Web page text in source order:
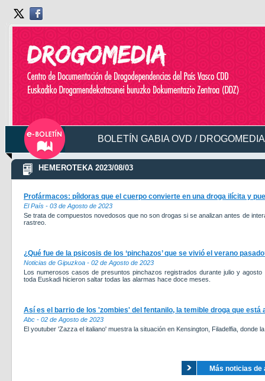
BOLETÍN GABIA OVD /
HEMEROTEKA 2023/08/03
Profármacos: píldoras que el cuerpo convierte en una droga ilícita y
El País - 03 de Agosto de 2023
Se trata de compuestos novedosos que no son drogas si se analizan antes de
rastreo.
¿Qué fue de la psicosis de los ‘pinchazos’ que se vivió el verano
Noticias de Gipuzkoa - 02 de Agosto de 2023
Los numerosos casos de presuntos pinchazos registrados durante julio y
toda Euskadi hicieron saltar todas las alarmas hace doce meses.
Así es el barrio de los 'zombies' del fentanilo, la temible droga que está
Abc - 02 de Agosto de 2023
El youtuber 'Zazza el italiano' muestra la situación en Kensington, Filadelfia, donde
Más noticias